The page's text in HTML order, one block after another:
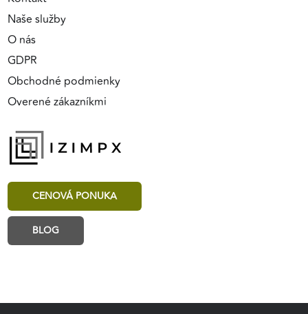
Naše služby
O nás
GDPR
Obchodné podmienky
Overené zákazníkmi
CENOVÁ PONUKA
BLOG